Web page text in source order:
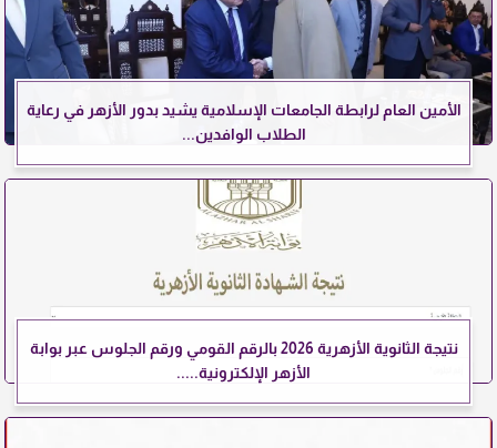
الأمين العام لرابطة الجامعات الإسلامية يشيد بدور الأزهر في رعاية
الطلاب الوافدين...
نتيجة الثانوية الأزهرية 2026 بالرقم القومي ورقم الجلوس عبر بوابة
الأزهر الإلكترونية.....